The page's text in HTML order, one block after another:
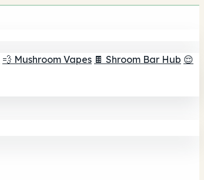
💨 Mushroom Vapes 🍫 Shroom Bar Hub 😌